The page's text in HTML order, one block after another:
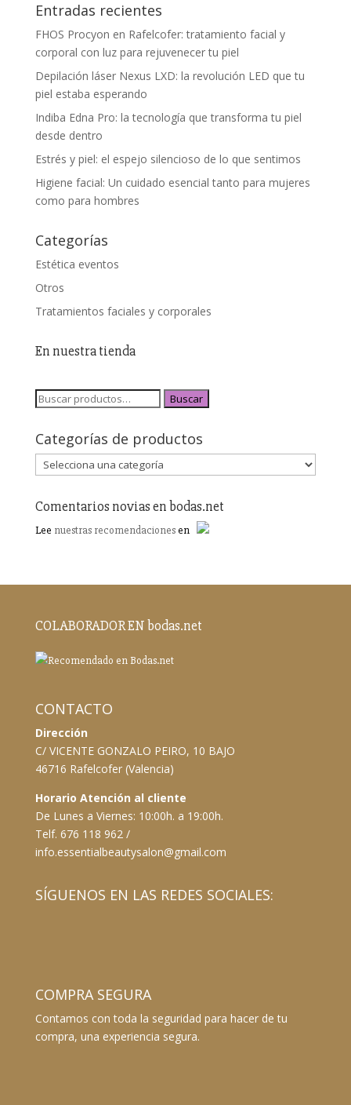
Entradas recientes
FHOS Procyon en Rafelcofer: tratamiento facial y
corporal con luz para rejuvenecer tu piel
Depilación láser Nexus LXD: la revolución LED que tu
piel estaba esperando
Indiba Edna Pro: la tecnología que transforma tu piel
desde dentro
Estrés y piel: el espejo silencioso de lo que sentimos
Higiene facial: Un cuidado esencial tanto para mujeres
como para hombres
Categorías
Estética eventos
Otros
Tratamientos faciales y corporales
En nuestra tienda
Buscar
Categorías de productos
Comentarios novias en bodas.net
Lee nuestras recomendacionesen
COLABORADOR EN bodas.net
CONTACTO
Dirección
C/ VICENTE GONZALO PEIRO, 10 BAJO
46716 Rafelcofer (Valencia)
Horario Atención al cliente
De Lunes a Viernes: 10:00h. a 19:00h.
Telf. 676 118 962 /
info.essentialbeautysalon@gmail.com
SÍGUENOS EN LAS REDES SOCIALES:
COMPRA SEGURA
Contamos con toda la seguridad para hacer de tu
compra, una experiencia segura.